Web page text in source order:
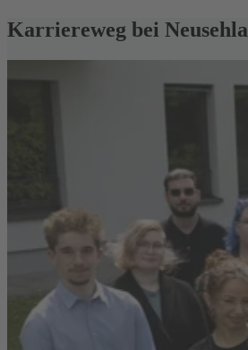
Karriereweg bei